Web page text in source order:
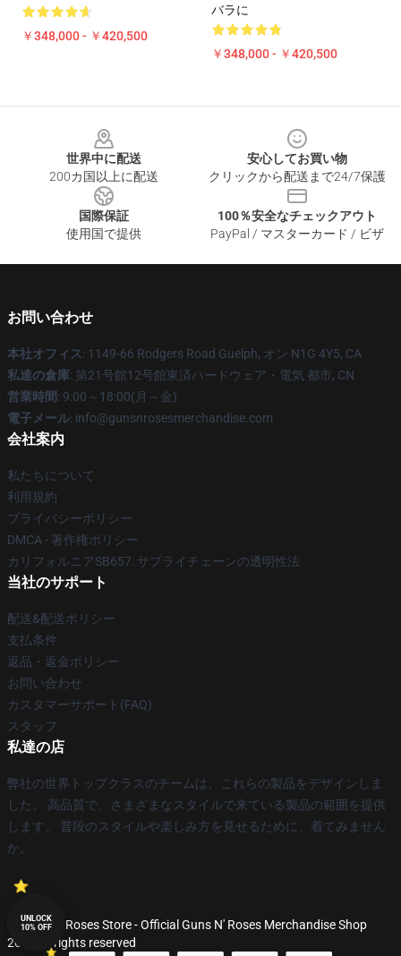
￥348,000 - ￥420,500
バラに
￥348,000 - ￥420,500
世界中に配送
200カ国以上に配送
安心してお買い物
クリックから配送まで24/7保護
国際保証
使用国で提供
100％安全なチェックアウト
PayPal / マスターカード / ビザ
お問い合わせ
本社オフィス: 1149-66 Rodgers Road Guelph, オン N1G 4Y5, CA
私達の倉庫: 第21号館12号館東済ハードウェア・電気 都市, CN
営業時間: 9:00～18:00(月～金)
電子メール: info@gunsnrosesmerchandise.com
会社案内
私たちについて
利用規約
プライバシーポリシー
DMCA - 著作権ポリシー
カリフォルニアSB657: サプライチェーンの透明性法
当社のサポート
配送&配送ポリシー
支払条件
返品・返金ポリシー
お問い合わせ
カスタマーサポート(FAQ)
スタッフ
私達の店
弊社の世界トップクラスのチームは、これらの製品をデザインしま
した。 高品質で、さまざまなスタイルで来ている製品の範囲を提供
します。 普段のスタイルや楽しみ方を見せるために、着てみません
か。
© Guns N' Roses Store - Official Guns N' Roses Merchandise Shop
2026 all rights reserved
UNLOCK
10% OFF